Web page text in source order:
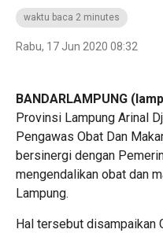
waktu baca 2 minutes
Rabu, 17 Jun 2020 08:32
BANDARLAMPUNG
Provinsi Lampung Arinal
Pengawas Obat Dan
bersinergi dengan
mengendalikan obat dan
Lampung.
Hal tersebut disampaikan